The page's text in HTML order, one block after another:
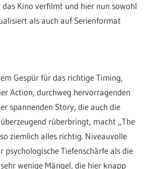
Kino verfilmt und hier nun sowohl
als auch auf Serienformat
Gespür für das richtige Timing,
Action, durchweg hervorragenden
spannenden Story, die auch die
rüberbringt, macht „The
ziemlich alles richtig. Niveauvolle
psychologische Tiefenschärfe als die
wenige Mängel, die hier knapp